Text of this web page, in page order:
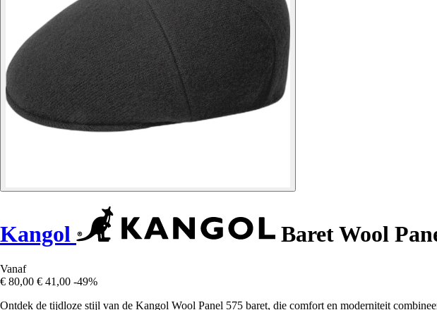
Kangol Baret Wool
Vanaf
€ 80,00 € 41,00 -49%
Ontdek de tijdloze stijl van de Kangol Wool Panel 575 baret, die comfort en moderniteit